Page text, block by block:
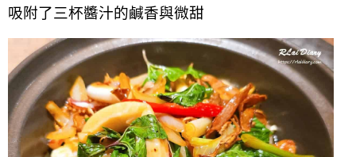
吸附了三杯醬汁的鹹香與微甜